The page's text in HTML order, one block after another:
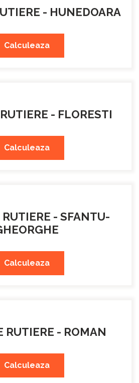
- HUNEDOARA
Calculeaza
- FLORESTI
Calculeaza
- SFANTU-
Calculeaza
RUTIERE - ROMAN
Calculeaza